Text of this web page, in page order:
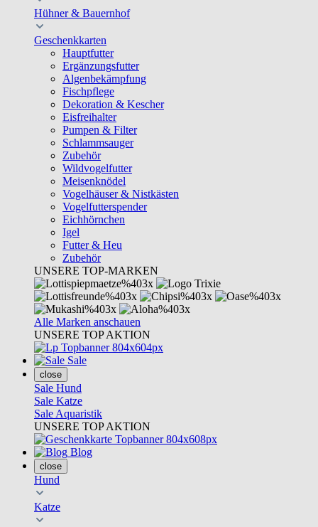
Hühner & Bauernhof
Geschenkkarten
Hauptfutter
Ergänzungsfutter
Algenbekämpfung
Fischpflege
Dekoration & Kescher
Eisfreihalter
Pumpen & Filter
Schlammsauger
Zubehör
Wildvogelfutter
Meisenknödel
Vogelhäuser & Nistkästen
Vogelfutterspender
Eichhörnchen
Igel
Futter & Heu
Zubehör
UNSERE TOP-MARKEN
Alle Marken anschauen
UNSERE TOP AKTION
Sale
close
Sale Hund
Sale Katze
Sale Aquaristik
UNSERE TOP AKTION
Blog
close
Hund
Katze